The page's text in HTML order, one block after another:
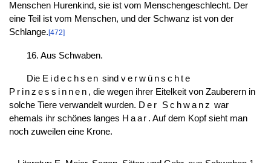
Menschen Hurenkind, sie ist vom Menschengeschlecht. Der
eine Teil ist vom Menschen, und der Schwanz ist von der
Schlange. [472]
16. Aus Schwaben.
Die Eidechsen sindverwünschte
Prinzessinnen , die wegen ihrer Eitelkeit von Zauberern in
solche Tiere verwandelt wurden. Der Schwanz war
ehemals ihr schönes langes Haar . Auf dem Kopf sieht man
noch zuweilen eine Krone.